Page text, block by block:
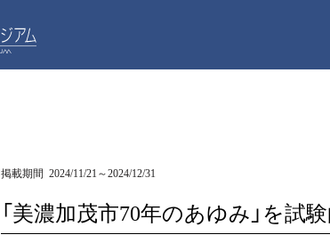
掲載期間 2024/11/21～2024/12/31
「美濃加茂市70年のあゆみ」を試